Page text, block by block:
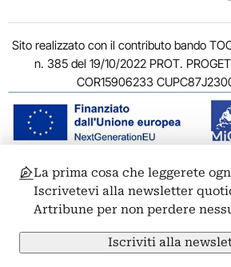
Sito realizzato con il contributo bando
n. 385 del 19/10/2022 PROT.
COR15906233
© 2011-2026 ARTRIBUNE srl – Corso
00186 Roma - P.I. 11381581005
Privacy: Responsabile della protezione dei
ARTRIBUNE srl – Corso Vittorio Emanuele
Termini e condizioniPrivacy PolicyCookie
La prima cosa che leggerete
Iscrivetevi alla newsletter
Artribune per non perdere
Iscriviti alla